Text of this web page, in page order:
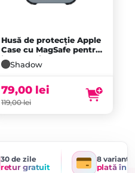
Husă de protecție Apple
Case cu MagSafe pentru
iPhone Air, Shadow
Shadow
119,00lei
79,00 lei
30 de zile
retur gratuit
8 variante
plată în